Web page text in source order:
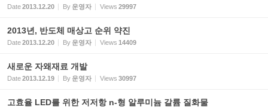
Date2013.12.20 By 운영자 Views 29997
2013년, 반도체 매상고 순위 약진
Date2013.12.20 By 운영자 Views 14409
새로운 자왜재료 개발
Date2013.12.19 By 운영자 Views 30997
고효율 LED를 위한 저저항 n-형 알루미늄 갈륨 질화물